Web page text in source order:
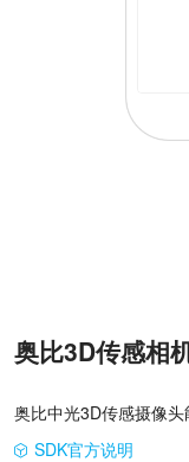
奥比3D传感相
奥比中光3D传感摄像
SDK官方说明